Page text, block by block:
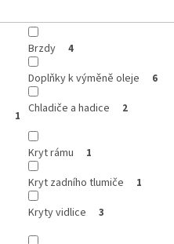
Brzdy 4
Doplňky k výměně oleje 6
1 Chladiče a hadice 2
Kryt rámu 1
Kryt zadního tlumiče 1
Kryty vidlice 3